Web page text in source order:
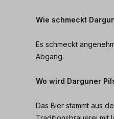
Wie schmeckt
Es schmeckt
Abgang.
Wo wird Darguner
Das Bier stammt aus